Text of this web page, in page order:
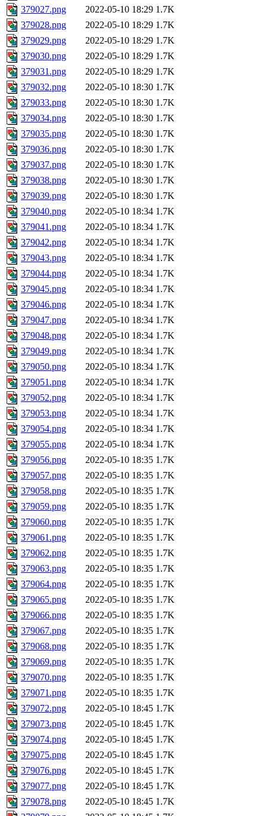
379027.png
2022-05-10 18:29 1.7K
379028.png
2022-05-10 18:29 1.7K
379029.png
2022-05-10 18:29 1.7K
379030.png
2022-05-10 18:29 1.7K
379031.png
2022-05-10 18:29 1.7K
379032.png
2022-05-10 18:30 1.7K
379033.png
2022-05-10 18:30 1.7K
379034.png
2022-05-10 18:30 1.7K
379035.png
2022-05-10 18:30 1.7K
379036.png
2022-05-10 18:30 1.7K
379037.png
2022-05-10 18:30 1.7K
379038.png
2022-05-10 18:30 1.7K
379039.png
2022-05-10 18:30 1.7K
379040.png
2022-05-10 18:34 1.7K
379041.png
2022-05-10 18:34 1.7K
379042.png
2022-05-10 18:34 1.7K
379043.png
2022-05-10 18:34 1.7K
379044.png
2022-05-10 18:34 1.7K
379045.png
2022-05-10 18:34 1.7K
379046.png
2022-05-10 18:34 1.7K
379047.png
2022-05-10 18:34 1.7K
379048.png
2022-05-10 18:34 1.7K
379049.png
2022-05-10 18:34 1.7K
379050.png
2022-05-10 18:34 1.7K
379051.png
2022-05-10 18:34 1.7K
379052.png
2022-05-10 18:34 1.7K
379053.png
2022-05-10 18:34 1.7K
379054.png
2022-05-10 18:34 1.7K
379055.png
2022-05-10 18:34 1.7K
379056.png
2022-05-10 18:35 1.7K
379057.png
2022-05-10 18:35 1.7K
379058.png
2022-05-10 18:35 1.7K
379059.png
2022-05-10 18:35 1.7K
379060.png
2022-05-10 18:35 1.7K
379061.png
2022-05-10 18:35 1.7K
379062.png
2022-05-10 18:35 1.7K
379063.png
2022-05-10 18:35 1.7K
379064.png
2022-05-10 18:35 1.7K
379065.png
2022-05-10 18:35 1.7K
379066.png
2022-05-10 18:35 1.7K
379067.png
2022-05-10 18:35 1.7K
379068.png
2022-05-10 18:35 1.7K
379069.png
2022-05-10 18:35 1.7K
379070.png
2022-05-10 18:35 1.7K
379071.png
2022-05-10 18:35 1.7K
379072.png
2022-05-10 18:45 1.7K
379073.png
2022-05-10 18:45 1.7K
379074.png
2022-05-10 18:45 1.7K
379075.png
2022-05-10 18:45 1.7K
379076.png
2022-05-10 18:45 1.7K
379077.png
2022-05-10 18:45 1.7K
379078.png
2022-05-10 18:45 1.7K